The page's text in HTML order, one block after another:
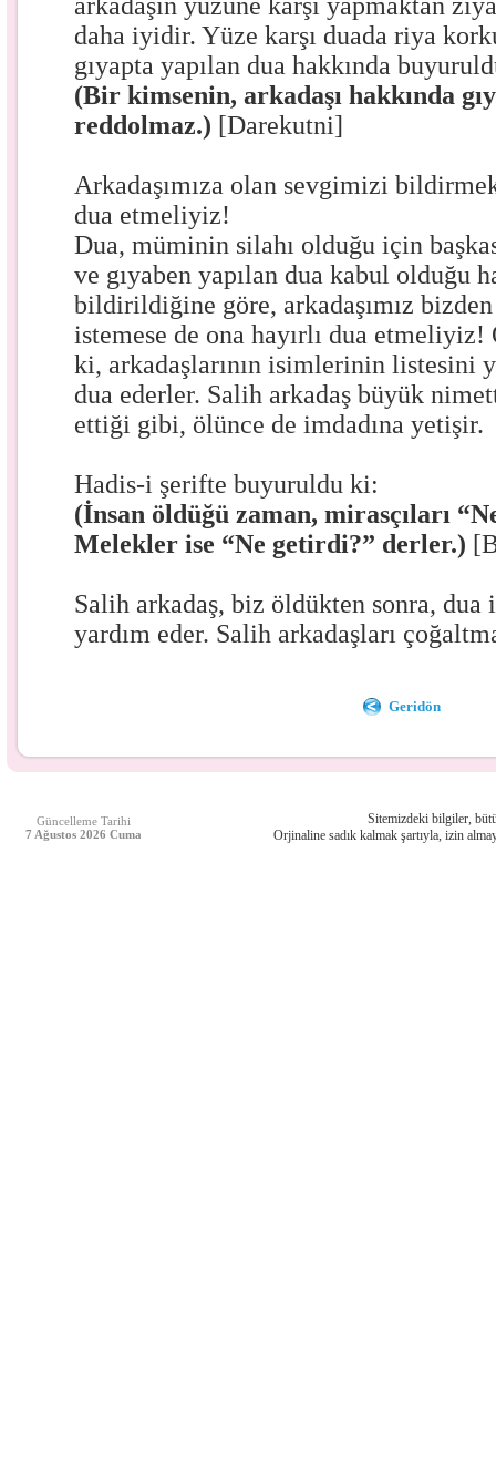
daha iyidir. Yüze karşı duada riya
gıyapta yapılan dua hakkında
(Bir kimsenin, arkadaşı hakkında
reddolmaz.) [Darekutni]
Arkadaşımıza olan sevgimizi
dua etmeliyiz!
Dua, müminin silahı olduğu için
ve gıyaben yapılan dua kabul olduğu
bildirildiğine göre, arkadaşımız
istemese de ona hayırlı dua
ki, arkadaşlarının isimlerinin listesini
dua ederler. Salih arkadaş büyük
ettiği gibi, ölünce de imdadına yetişir.
Hadis-i şerifte buyuruldu ki:
(İnsan öldüğü zaman, mirasçıları
Melekler ise “Ne getirdi?” derler.)
Salih arkadaş, biz öldükten sonra,
yardım eder. Salih arkadaşları
Geridön
Güncelleme Tarihi
7 Ağustos 2026 Cuma
Sitemizdeki bilgiler,
Orjinaline sadık kalmak şartıyla, izin